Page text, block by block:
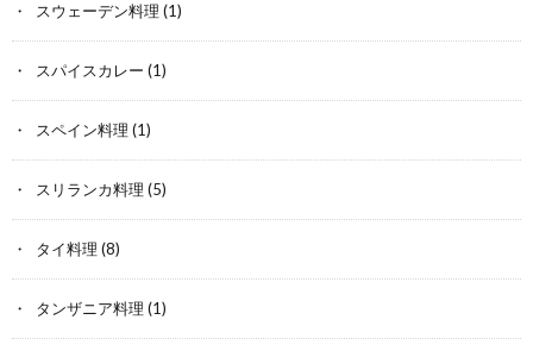
スウェーデン料理 (1)
スパイスカレー (1)
スペイン料理 (1)
スリランカ料理 (5)
タイ料理 (8)
タンザニア料理 (1)